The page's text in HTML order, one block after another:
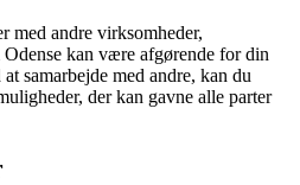
med andre virksomheder,
kan være afgørende for din
samarbejde med andre, kan du
der kan gavne alle parter